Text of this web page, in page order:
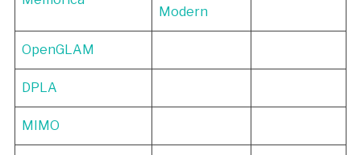
Modern
OpenGLAM
DPLA
MIMO